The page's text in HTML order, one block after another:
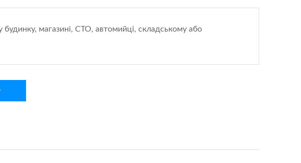
магазині, СТО, автомийці, складському або